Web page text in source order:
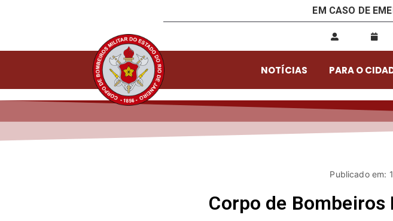
EM CASO DE
NOTÍCIAS PARA O
Publicado em:
Corpo de